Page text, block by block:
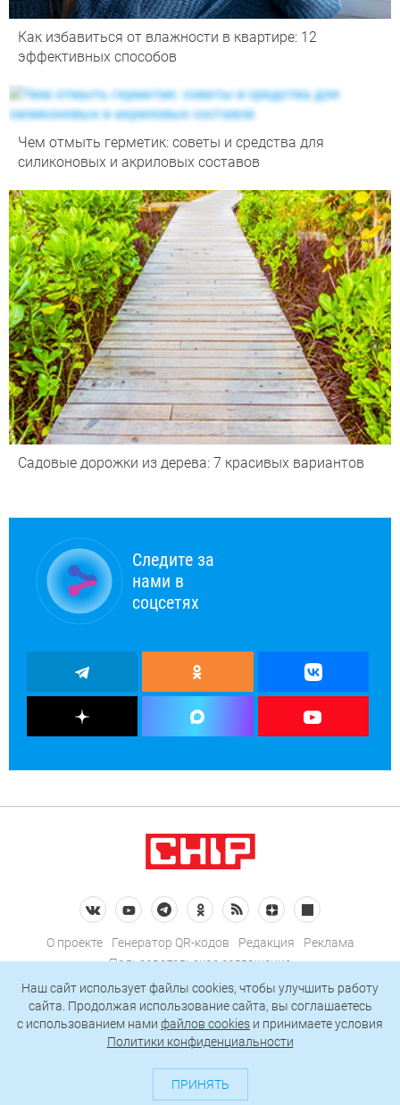
Как избавиться от влажности в квартире: 12
эффективных способов
Чем отмыть герметик: советы и средства для
силиконовых и акриловых составов
Садовые дорожки из дерева: 7 красивых вариантов
Следите за
нами в
соцсетях
О проекте Генератор QR-кодов Редакция
Реклама
Пользовательское соглашение
Политика конфиденциальности
Подписаться на рассылку
127018, Москва, ул. Полковая, д. 3, стр. 4, помещение I, комн. 23
Наш сайт использует файлы cookies, чтобы улучшить работу
сайта. Продолжая использование сайта, вы соглашаетесь
c использованием нами файлов cookies и принимаете условия
Политики конфиденциальности
ПРИНЯТЬ